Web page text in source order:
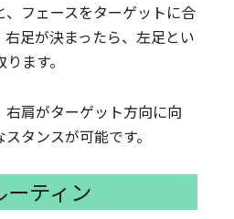
、フェースをターゲットに合
足が決まったら、左足とい
ます。
肩がターゲット方向に向
タンスが可能です。
ーティン